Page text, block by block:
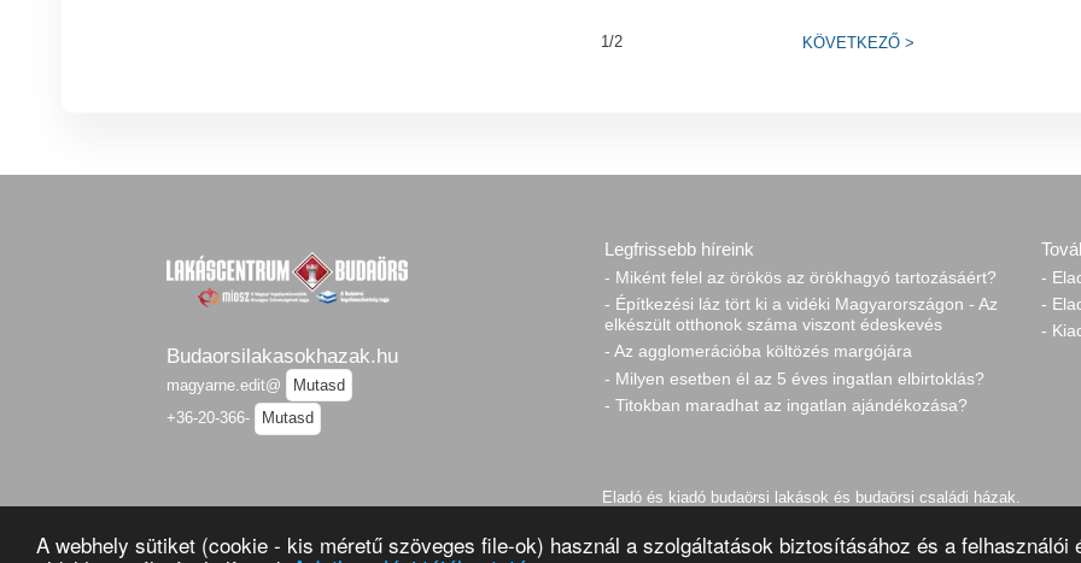
A webhely sütiket (cookie - kis méretű szöveges file-ok) használ a szolgáltatások biztosításához és a felhasználói
1/2 KÖVETKEZŐ>
Budaorsilakasokhazak.hu
magyarne.edit@
Mutasd
+36-20-366-
Mutasd
Legfrissebb híreink
- Miként felel az örökös az örökhagyó tartozásáért?
- Építkezési láz tört ki a vidéki Magyarországon - Az
elkészült otthonok száma viszont édeskevés
- Az agglomerációba költözés margójára
- Milyen esetben él az 5 éves ingatlan elbirtoklás?
- Titokban maradhat az ingatlan ajándékozása?
-
-
-
Eladó és kiadó budaörsi lakások és budaörsi családi házak.
Oldaltérkép Adatkezelés Kapcsolat Impresszum Link és bannercsere